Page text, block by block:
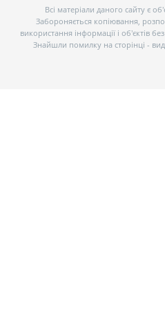
Всі матеріали даного сайту є
Забороняється копіювання,
використання інформації і об’єктів
Знайшли помилку на сторінці -